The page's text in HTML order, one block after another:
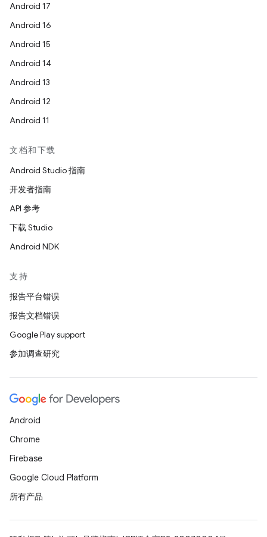
Android 17
Android 16
Android 15
Android 14
Android 13
Android 12
Android 11
文档和下载
Android Studio 指南
开发者指南
API 参考
下载 Studio
Android NDK
支持
报告平台错误
报告文档错误
Google Play support
参加调查研究
Android
Chrome
Firebase
Google Cloud Platform
所有产品